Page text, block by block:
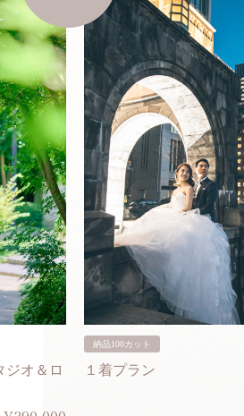
ジオ＆ロ
納品100カット
１着プラン